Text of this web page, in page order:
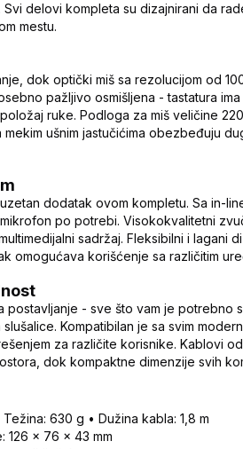
delovi kompleta su dizajnirani da
mestu.
dok optički miš sa rezolucijom od
pažljivo osmišljena - tastatura ima
ruke. Podloga za miš veličine
ušnim jastučićima obezbeđuju
dodatak ovom kompletu. Sa in-
po potrebi. Visokokvalitetni
sadržaj. Fleksibilni i lagani
omogućava korišćenje sa različitim
postavljanje - sve što vam je potrebno
Kompatibilan je sa svim
za različite korisnike. Kablovi
dok kompaktne dimenzije svih
630 g • Dužina kabla: 1,8 m
126 x 76 x 43 mm